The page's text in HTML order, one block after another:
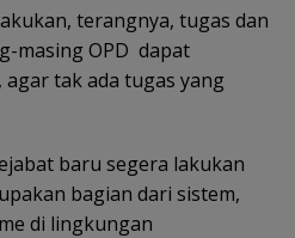
terangnya, tugas dan
masing OPD dapat
tak ada tugas yang
baru segera lakukan
bagian dari sistem,
di lingkungan